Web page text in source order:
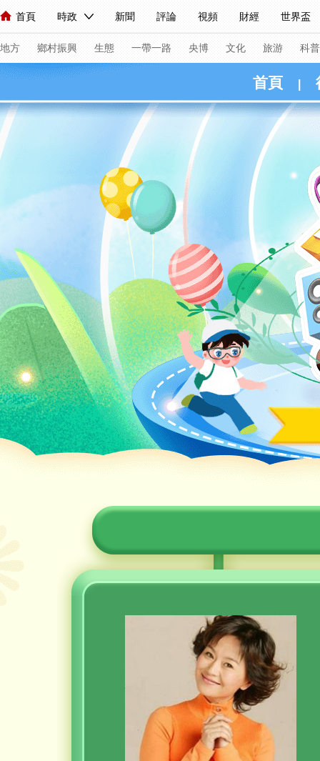
首頁 時政 新聞 評論 視頻 財經 世界盃
人民領袖習近平 聯播+ 中國領導人 央視快評 習式妙語
直播 欄目大全 節目單 聽音 微視頻 主持人
海外頻道 iPanda English Монгол
地方 鄉村振興 生態 一帶一路 央博 文化 旅游 科普
總台春晚 網絡春晚 共産黨員網 秧紀錄 紀錄片網
國際
人民領袖習近平 聯播+ 熱解讀 天天學習 習式妙
小央視頻 小央直播
比劃 藍海中國 新兵請入列
體育 競猜 2026年世界盃 2026年冬奧會
VIP會員 CCTV奧林匹克頻道 生活體育大會 體育江湖
財經 教育 鄉村振興 生態環境 一帶一路 央博
大國智造 大國展會 大國保險 雲頂對話 雲起
直播 節目單 欄目 片庫 收視
首頁